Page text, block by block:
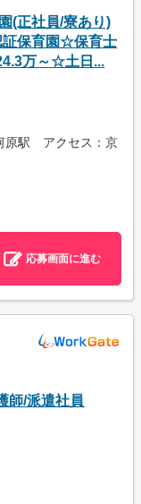
(正社員/寮あり)
保育園☆保育士
万～☆土日...
原駅 アクセス：京
応募画面に進む
師/派遣社員